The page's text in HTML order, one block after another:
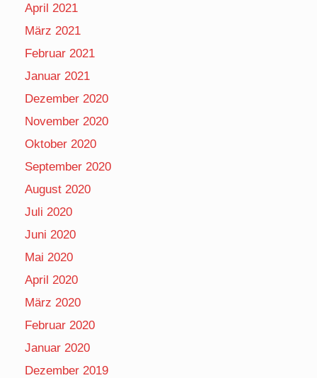
April 2021
März 2021
Februar 2021
Januar 2021
Dezember 2020
November 2020
Oktober 2020
September 2020
August 2020
Juli 2020
Juni 2020
Mai 2020
April 2020
März 2020
Februar 2020
Januar 2020
Dezember 2019